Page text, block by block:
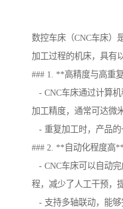
数控车床（CNC车床）
加工过程的机床，具有
### 1. **高精度与高重
- CNC车床通过计算
加工精度，通常可达微
- 重复加工时，产品的
### 2. **自动化程度高**
- CNC车床可以自动
程，减少了人工干预，
- 支持多轴联动，能够